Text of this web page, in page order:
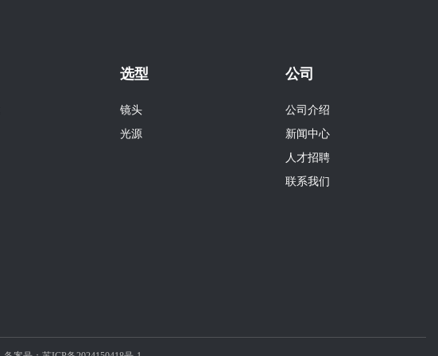
选型
镜头
光源
公司
公司介绍
新闻中心
人才招聘
联系我们